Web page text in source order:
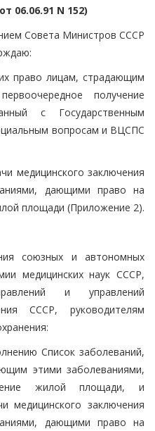
06.06.91 N 152)
Совета Министров СССР
право лицам, страдающим
получение
с Государственным
вопросам и ВЦСПС
медицинского заключения
дающими право на
площади (Приложение 2).
союзных и автономных
медицинских наук СССР,
и управлений
СССР, руководителям
Список заболеваний,
этими заболеваниями,
жилой площади, и
медицинского заключения
дающими право на